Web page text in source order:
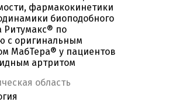
фармакокинетики
биоподобного
Ритумакс® по
с оригинальным
МабТера® у пациентов
артритом
область